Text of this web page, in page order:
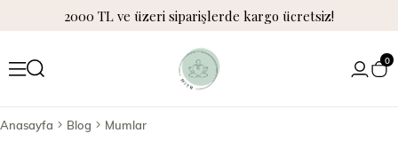
2000 TL ve üzeri siparişlerde kargo ücretsiz!
0
Anasayfa Blog Mumlar